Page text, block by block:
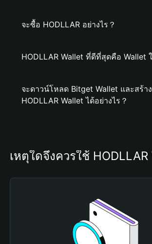
จะซื้อ HODLLAR อย่างไร？
HODLLAR Wallet ที่ดีที่สุดคือ Wallet
จะดาวน์โหลด Bitget Wallet และสร้าง
HODLLAR Wallet ได้อย่างไร？
เหตุใดจึงควรใช้